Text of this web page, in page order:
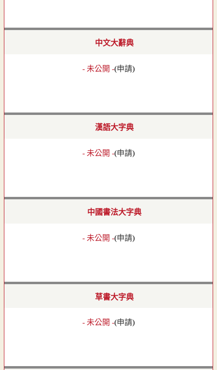
中文大辭典
- 未公開 -(申請)
漢語大字典
- 未公開 -(申請)
中國書法大字典
- 未公開 -(申請)
草書大字典
- 未公開 -(申請)